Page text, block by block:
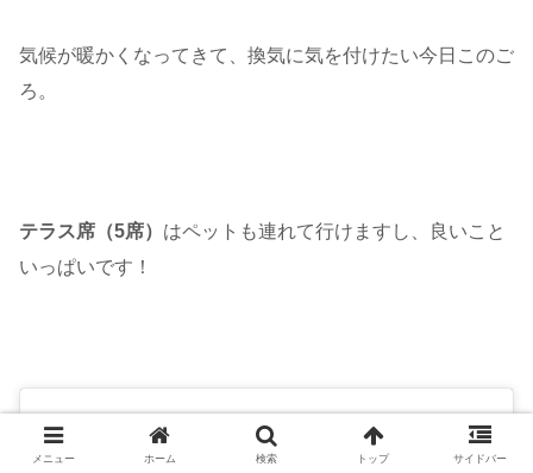
気候が暖かくなってきて、換気に気を付けたい今日このご
ろ。
テラス席（5席） はペットも連れて行けますし、良いこと
いっぱいです！
メニュー ホーム 検索 トップ サイドバー